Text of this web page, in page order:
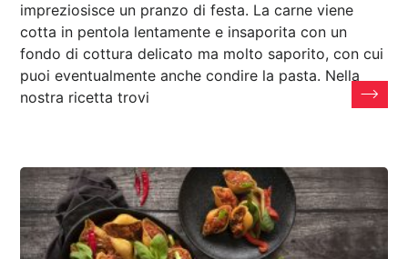
impreziosisce un pranzo di festa. La carne viene
cotta in pentola lentamente e insaporita con un
fondo di cottura delicato ma molto saporito, con cui
puoi eventualmente anche condire la pasta. Nella
nostra ricetta trovi